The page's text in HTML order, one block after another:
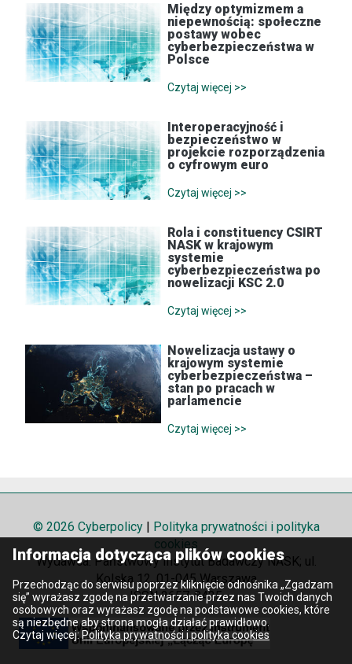
Między optymizmem a
niepewnością: społeczne
postawy wobec
cyberbezpieczeństwa w
Polsce
Czytaj więcej >>
Interoperacyjność i
bezpieczeństwo w
projekcie rozporządzenia
o cyfrowym euro
Czytaj więcej >>
Rola i constituency CSIRT
NASK w krajowym
systemie
cyberbezpieczeństwa po
nowelizacji KSC 2.0
Czytaj więcej >>
Nowelizacja ustawy o
krajowym systemie
cyberbezpieczeństwa –
stan po pracach w
parlamencie
Czytaj więcej >>
© 2026 Cyberpolicy | Polityka prywatności i polityka
cookies
Wydawca: Państwowy Instytut Badawczy NASK; ul.
Kolska 12, 01-045 Warszawa
ISSN 2657-8425
Informacja dotycząca plików cookies
Przechodząc do serwisu poprzez kliknięcie odnośnika „Zgadzam
się” wyrażasz zgodę na przetwarzanie przez nas Twoich danych
osobowych oraz wyrażasz zgodę na podstawowe cookies, które
są niezbędne aby strona mogła działać prawidłowo.
Czytaj więcej: Polityka prywatności i polityka cookies